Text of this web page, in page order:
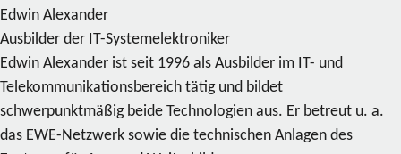
Edwin Alexander
Ausbilder der IT-Systemelektroniker
Edwin Alexander ist seit 1996 als Ausbilder im IT- und
Telekommunikationsbereich tätig und bildet
schwerpunktmäßig beide Technologien aus. Er betreut u. a.
das EWE-Netzwerk sowie die technischen Anlagen des